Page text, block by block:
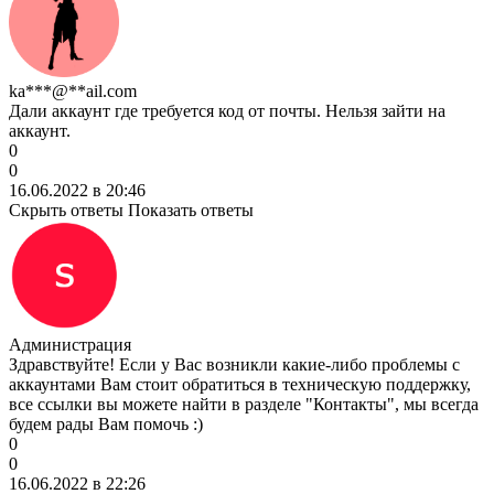
ka***@**ail.com
Дали аккаунт где требуется код от почты. Нельзя зайти на
аккаунт.
0
0
16.06.2022 в 20:46
Скрыть ответы Показать ответы
Администрация
Здравствуйте! Если у Вас возникли какие-либо проблемы с
аккаунтами Вам стоит обратиться в техническую поддержку,
все ссылки вы можете найти в разделе "Контакты", мы всегда
будем рады Вам помочь :)
0
0
16.06.2022 в 22:26